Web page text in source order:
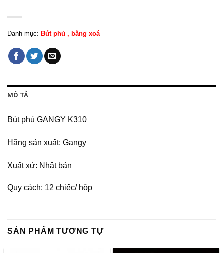
Danh mục: Bút phủ , băng xoá
MÔ TẢ
Bút phủ GANGY K310
Hãng sản xuất: Gangy
Xuất xứ: Nhật bản
Quy cách: 12 chiếc/ hộp
SẢN PHẨM TƯƠNG TỰ